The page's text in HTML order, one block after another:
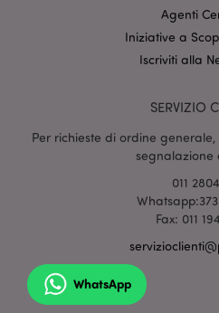
Agenti
Iniziative a
Iscriviti alla
SERVIZIO
Per richieste di ordine
segnalazione
011
Fax: 011
WhatsApp
recently_viewed_product
mage-cache-sessid